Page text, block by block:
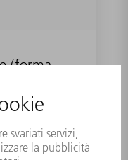
(forma